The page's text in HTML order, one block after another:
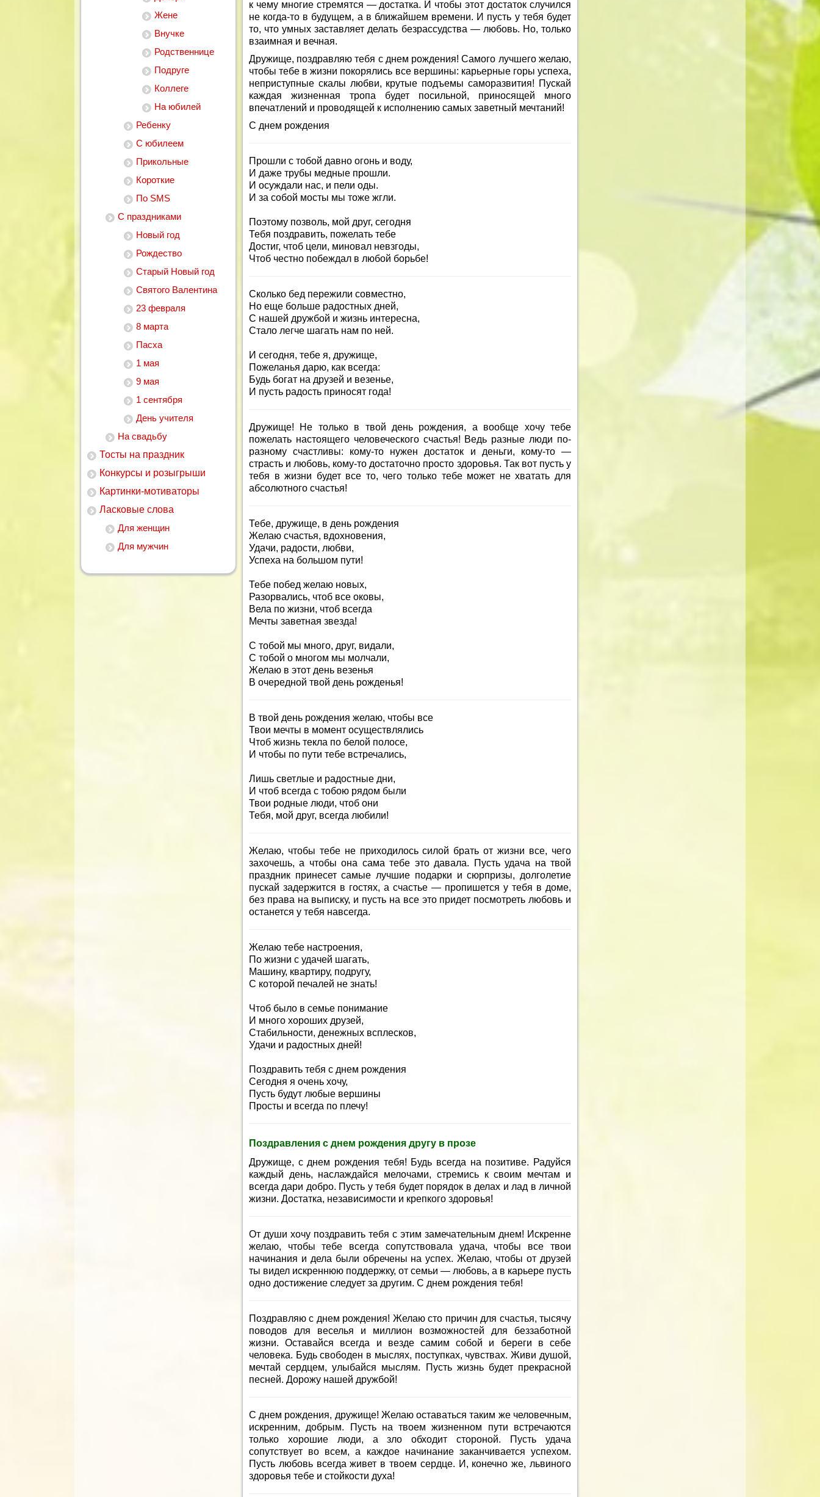
Жене
Внучке
Родственнице
Подруге
Коллеге
На юбилей
Ребенку
С юбилеем
Прикольные
Короткие
По SMS
С праздниками
Новый год
Рождество
Старый Новый год
Святого Валентина
23 февраля
8 марта
Пасха
1 мая
9 мая
1 сентября
День учителя
На свадьбу
Тосты на праздник
Конкурсы и розыгрыши
Картинки-мотиваторы
Ласковые слова
Для женщин
Для мужчин
к чему многие стремятся — достатка. И чтобы этот достаток случился
не когда-то в будущем, а в ближайшем времени. И пусть у тебя будет
то, что умных заставляет делать безрассудства — любовь. Но, только
взаимная и вечная.
Дружище, поздравляю тебя с днем рождения! Самого лучшего желаю,
чтобы тебе в жизни покорялись все вершины: карьерные горы успеха,
неприступные скалы любви, крутые подъемы саморазвития! Пускай
каждая жизненная тропа будет посильной, приносящей много
впечатлений и проводящей к исполнению самых заветный мечтаний!
С днем рождения
Прошли с тобой давно огонь и воду,
И даже трубы медные прошли.
И осуждали нас, и пели оды.
И за собой мосты мы тоже жгли.
Поэтому позволь, мой друг, сегодня
Тебя поздравить, пожелать тебе
Достиг, чтоб цели, миновал невзгоды,
Чтоб честно побеждал в любой борьбе!
Сколько бед пережили совместно,
Но еще больше радостных дней,
С нашей дружбой и жизнь интересна,
Стало легче шагать нам по ней.
И сегодня, тебе я, дружище,
Пожеланья дарю, как всегда:
Будь богат на друзей и везенье,
И пусть радость приносят года!
Дружище! Не только в твой день рождения, а вообще хочу тебе
пожелать настоящего человеческого счастья! Ведь разные люди по-
разному счастливы: кому-то нужен достаток и деньги, кому-то —
страсть и любовь, кому-то достаточно просто здоровья. Так вот пусть у
тебя в жизни будет все то, чего только тебе может не хватать для
абсолютного счастья!
Тебе, дружище, в день рождения
Желаю счастья, вдохновения,
Удачи, радости, любви,
Успеха на большом пути!
Тебе побед желаю новых,
Разорвались, чтоб все оковы,
Вела по жизни, чтоб всегда
Мечты заветная звезда!
С тобой мы много, друг, видали,
С тобой о многом мы молчали,
Желаю в этот день везенья
В очередной твой день рожденья!
В твой день рождения желаю, чтобы все
Твои мечты в момент осуществлялись
Чтоб жизнь текла по белой полосе,
И чтобы по пути тебе встречались,
Лишь светлые и радостные дни,
И чтоб всегда с тобою рядом были
Твои родные люди, чтоб они
Тебя, мой друг, всегда любили!
Желаю, чтобы тебе не приходилось силой брать от жизни все, чего
захочешь, а чтобы она сама тебе это давала. Пусть удача на твой
праздник принесет самые лучшие подарки и сюрпризы, долголетие
пускай задержится в гостях, а счастье — пропишется у тебя в доме,
без права на выписку, и пусть на все это придет посмотреть любовь и
останется у тебя навсегда.
Желаю тебе настроения,
По жизни с удачей шагать,
Машину, квартиру, подругу,
С которой печалей не знать!
Чтоб было в семье понимание
И много хороших друзей,
Стабильности, денежных всплесков,
Удачи и радостных дней!
Поздравить тебя с днем рождения
Сегодня я очень хочу,
Пусть будут любые вершины
Просты и всегда по плечу!
Поздравления с днем рождения другу в прозе
Дружище, с днем рождения тебя! Будь всегда на позитиве. Радуйся
каждый день, наслаждайся мелочами, стремись к своим мечтам и
всегда дари добро. Пусть у тебя будет порядок в делах и лад в личной
жизни. Достатка, независимости и крепкого здоровья!
От души хочу поздравить тебя с этим замечательным днем! Искренне
желаю, чтобы тебе всегда сопутствовала удача, чтобы все твои
начинания и дела были обречены на успех. Желаю, чтобы от друзей
ты видел искреннюю поддержку, от семьи — любовь, а в карьере пусть
одно достижение следует за другим. С днем рождения тебя!
Поздравляю с днем рождения! Желаю сто причин для счастья, тысячу
поводов для веселья и миллион возможностей для беззаботной
жизни. Оставайся всегда и везде самим собой и береги в себе
человека. Будь свободен в мыслях, поступках, чувствах. Живи душой,
мечтай сердцем, улыбайся мыслям. Пусть жизнь будет прекрасной
песней. Дорожу нашей дружбой!
С днем рождения, дружище! Желаю оставаться таким же человечным,
искренним, добрым. Пусть на твоем жизненном пути встречаются
только хорошие люди, а зло обходит стороной. Пусть удача
сопутствует во всем, а каждое начинание заканчивается успехом.
Пусть любовь всегда живет в твоем сердце. И, конечно же, львиного
здоровья тебе и стойкости духа!